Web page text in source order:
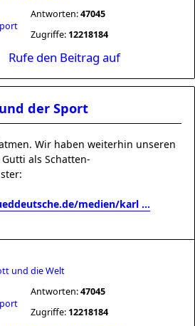
Antworten:47045
Zugriffe: 12218184
Rufe den Beitrag auf
der Sport
Wir haben weiterhin unseren
als Schatten-
medien/karl ...
und die Welt
Antworten:47045
Zugriffe: 12218184